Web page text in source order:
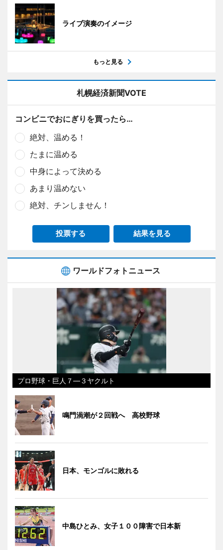
ライブ演奏のイメージ
もっと見る
札幌経済新聞VOTE
コンビニでおにぎりを買ったら…
絶対、温める！
たまに温める
中身によって決める
あまり温めない
絶対、チンしません！
投票する 結果を見る
ワールドフォトニュース
プロ野球・巨人７―３ヤクルト
鳴門渦潮が２回戦へ 高校野球
日本、モンゴルに敗れる
中島ひとみ、女子１００障害で日本新